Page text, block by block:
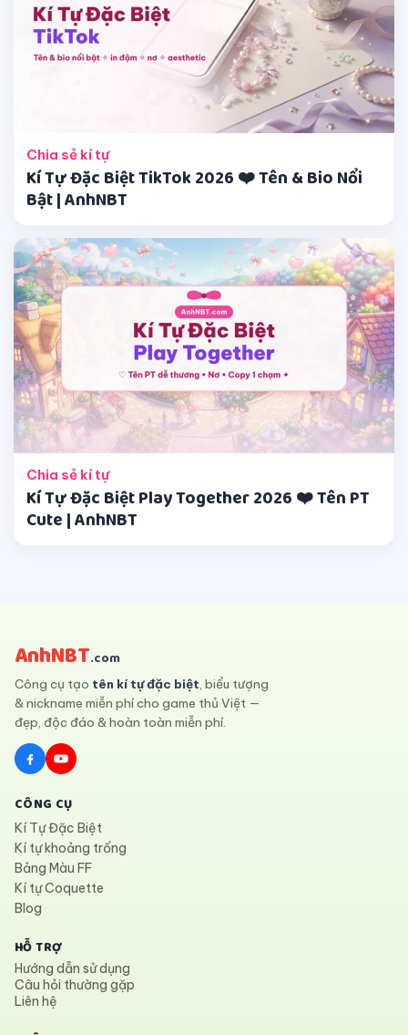
Chia sẻ kí tự
Kí Tự Đặc Biệt TikTok 2026 ❤️ Tên & Bio Nổi
Bật | AnhNBT
Chia sẻ kí tự
Kí Tự Đặc Biệt Play Together 2026 ❤️ Tên PT
Cute | AnhNBT
AnhNBT.com
Công cụ tạo tên kí tự đặc biệt, biểu tượng
& nickname miễn phí cho game thủ Việt —
đẹp, độc đáo & hoàn toàn miễn phí.
CÔNG CỤ
Kí Tự Đặc Biệt
Kí tự khoảng trống
Bảng Màu FF
Kí tự Coquette
Blog
HỖ TRỢ
Hướng dẫn sử dụng
Câu hỏi thường gặp
Liên hệ